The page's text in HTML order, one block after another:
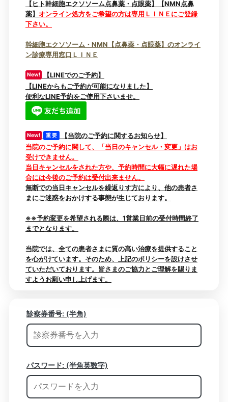
【ヒト幹細胞エクソソーム点鼻薬・点眼薬】【NMN点鼻
薬】 オンライン処方をご希望の方は専用ＬＩＮＥにご登録
下さい。
幹細胞エクソソーム・NMN【点鼻薬・点眼薬】のオンライ
ン診療専用窓口ＬＩＮＥ
New!
【LINEでのご予約】
【LINEからもご予約が可能になりました】
便利なLINE予約をご使用下さいませ。
New! 重 要
【当院のご予約に関するお知らせ】
当院のご予約に関して、「当日のキャンセル・変更」はお
受けできません。
当日キャンセルをされた方や、予約時間に大幅に遅れた場
合には今後のご予約は受付出来ません。
無断での当日キャンセルを繰返りす方により、他の患者さ
まにご迷惑をおかけする事態が生じております。
※※予約変更を希望される際は、1営業日前の受付時間終了
までとなります。
当院では、全ての患者さまに質の高い治療を提供すること
を心がけています。そのため、上記のポリシーを設けさせ
ていただいております。皆さまのご協力とご理解を賜りま
すようお願い申し上げます。
診察券番号: (半角)
パスワード: (半角英数字)